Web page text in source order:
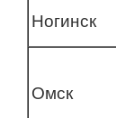
Ногинск
Омск